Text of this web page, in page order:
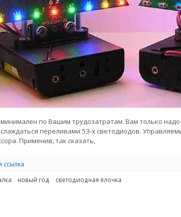
по Вашим трудозатратам. Вам только
переливами 53-х светодиодов.
Применив, так сказать,
ссылка
новый год светодиодная ёлочка